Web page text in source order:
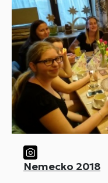
Nemecko 2018